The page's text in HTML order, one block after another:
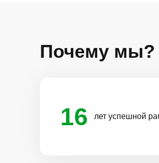
Почему мы?
16 лет успешной